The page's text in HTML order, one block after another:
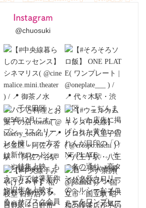
Instagram
@chuosuki